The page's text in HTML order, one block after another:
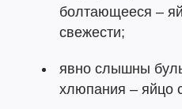
болтающееся –
свежести;
явно слышны
хлюпания – яйцо